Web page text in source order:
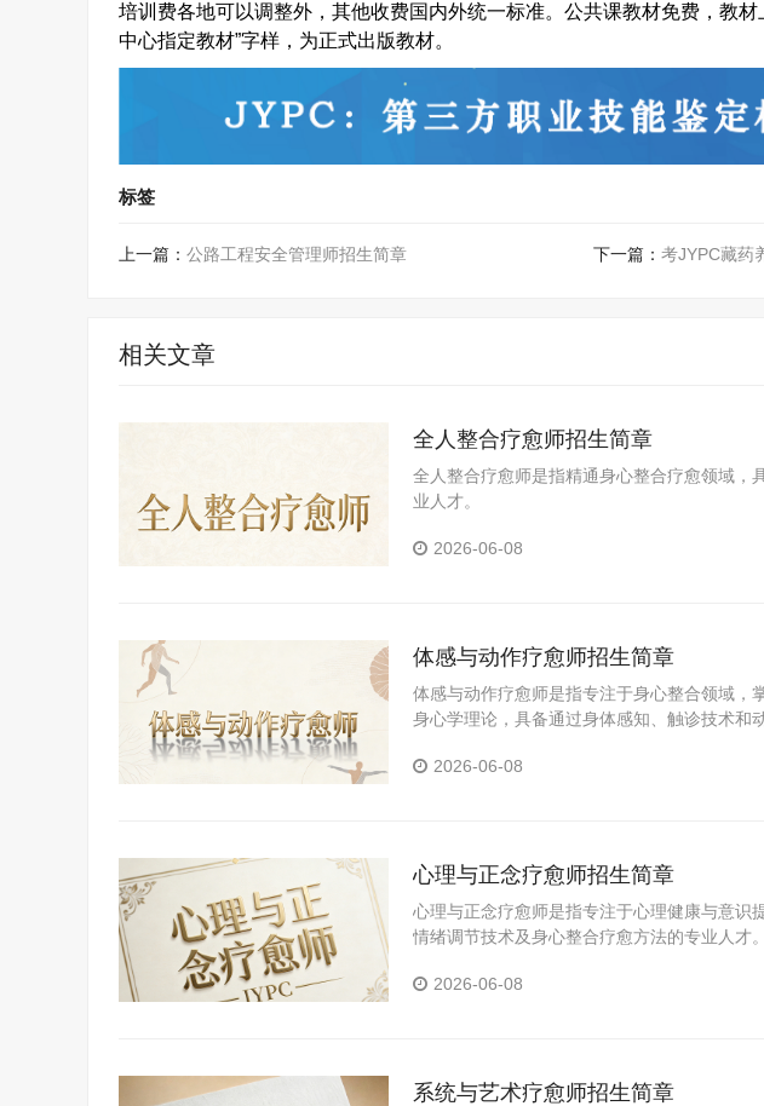
培训费各地可以调整外，其他收费国内外统一标准。公共课教材免费，教材
中心指定教材”字样，为正式出版教材。
标签
上一篇： 公路工程安全管理师招生简章 下一篇： 考JYPC藏药
相关文章
全人整合疗愈师招生简章
全人整合疗愈师是指精通身心整合疗愈领域，
业人才。
2026-06-08
体感与动作疗愈师招生简章
体感与动作疗愈师是指专注于身心整合领域，
身心学理论，具备通过身体感知、触诊技术和
2026-06-08
心理与正念疗愈师招生简章
心理与正念疗愈师是指专注于心理健康与意识
情绪调节技术及身心整合疗愈方法的专业人才。
2026-06-08
系统与艺术疗愈师招生简章